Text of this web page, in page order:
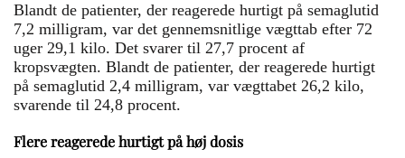
Blandt de patienter, der reagerede hurtigt på semaglutid
7,2 milligram, var det gennemsnitlige vægttab efter 72
uger 29,1 kilo. Det svarer til 27,7 procent af
kropsvægten. Blandt de patienter, der reagerede hurtigt
på semaglutid 2,4 milligram, var vægttabet 26,2 kilo,
svarende til 24,8 procent.
Flere reagerede hurtigt på høj dosis